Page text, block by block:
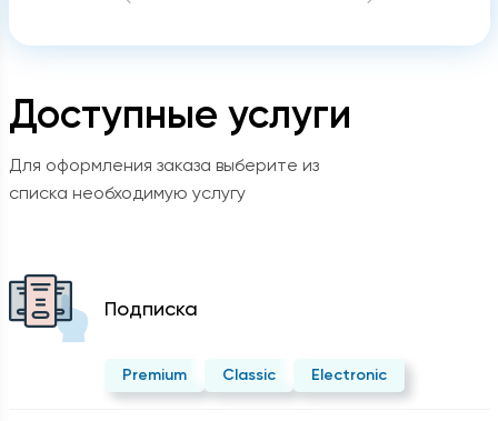
Доступные услуги
Для оформления заказа выберите из
списка необходимую услугу
Подписка
Premium Classic Electronic